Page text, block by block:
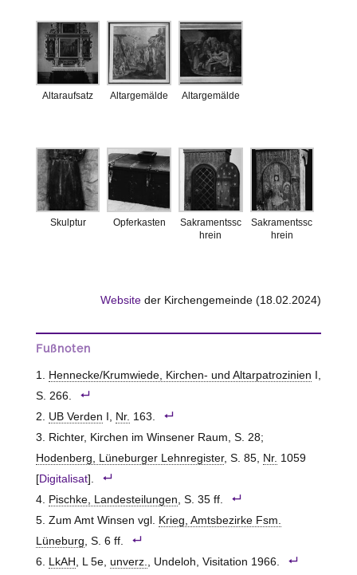
Altaraufsatz Altargemälde Altargemälde
Skulptur Opferkasten
Sakramentssc
hrein
Sakramentssc
hrein
Website der Kirchengemeinde (18.02.2024)
Fußnoten
Hennecke/Krumwiede, Kirchen- und Altarpatrozinien
S. 266.
UB Verden
Nr. 163.
Richter, Kirchen im Winsener Raum, S. 28;
Hodenberg, Lüneburger Lehnregister, S. 85, Nr. 1059
[Digitalisat].
Pischke, Landesteilungen , S. 35 ff.
Zum Amt Winsen vgl.
Krieg, Amtsbezirke Fsm.
Lüneburg , S. 6 ff.
LkAH
, L 5e, unverz.
, Undeloh, Visitation 1966.